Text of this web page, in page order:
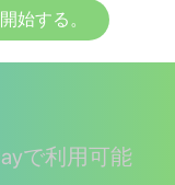
始する。
で利用可能